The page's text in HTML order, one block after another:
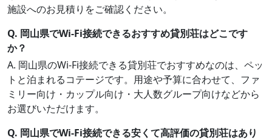
施設へのお見積りをご確認ください。
Q. 岡山県でWi-Fi接続できるおすすめ貸別荘はどこです
か？
A. 岡山県のWi-Fi接続できる貸別荘でおすすめなのは、ペッ
トと泊まれるコテージです。用途や予算に合わせて、ファ
ミリー向け・カップル向け・大人数グループ向けなどから
お選びいただけます。
Q. 岡山県でWi-Fi接続できる安くて高評価の貸別荘はあり